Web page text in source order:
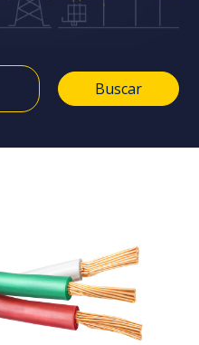
Buscar